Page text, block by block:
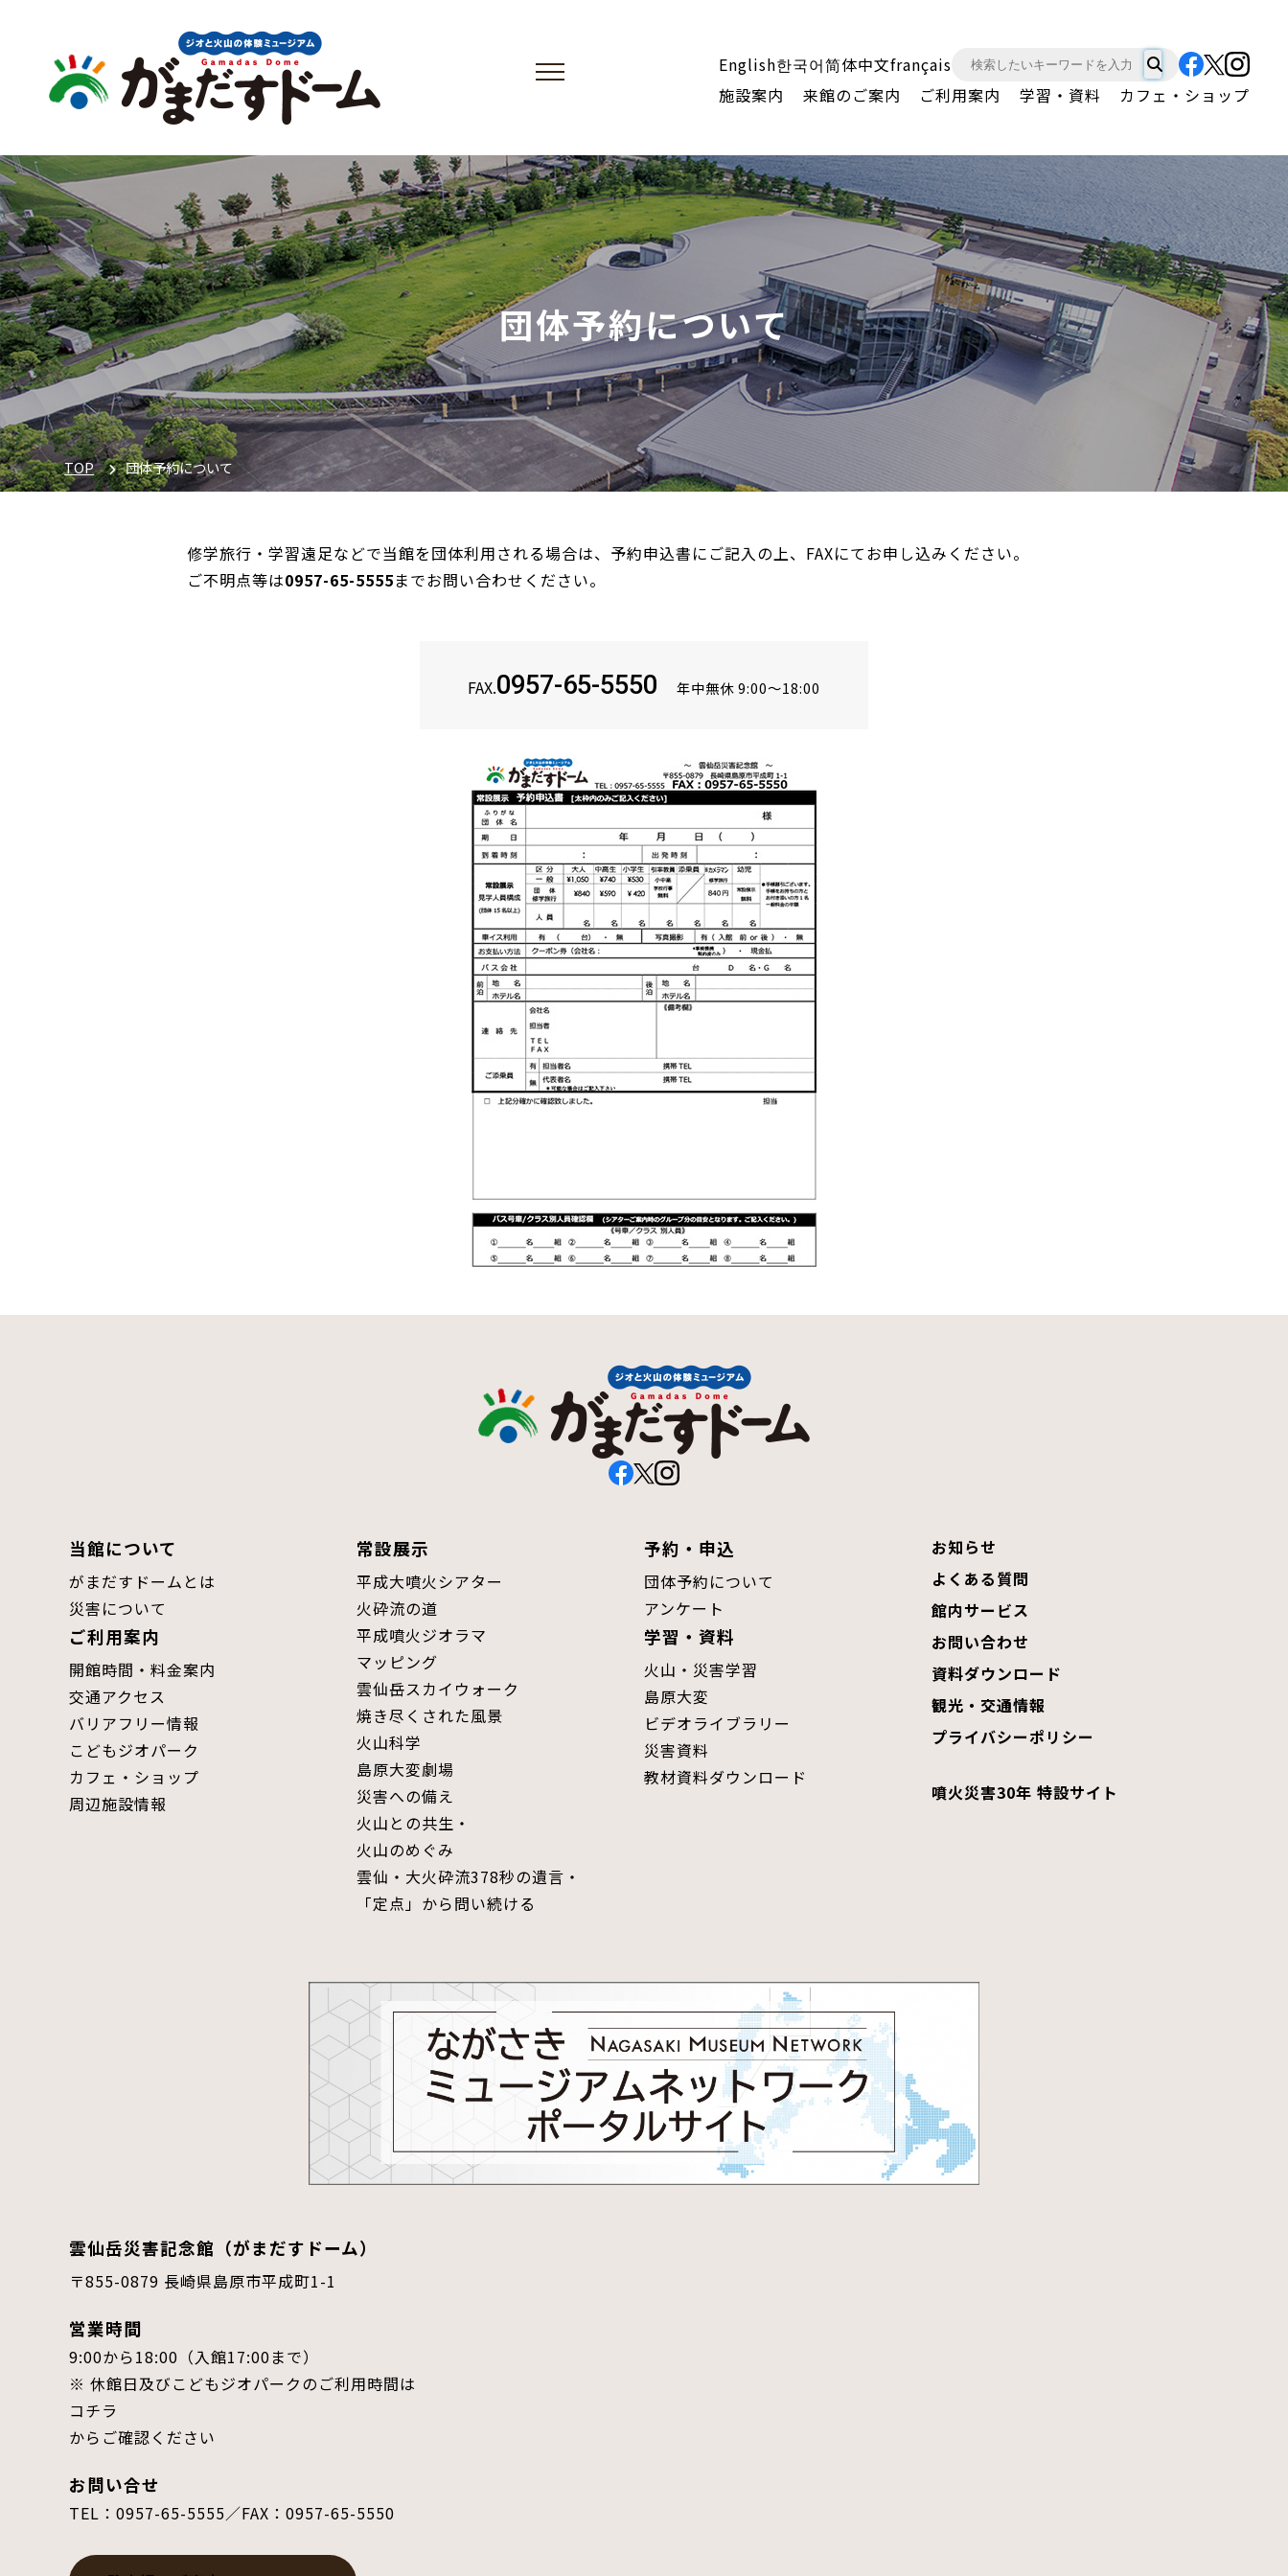
navigation
English한국어简体中文français
施設案内
来館のご案内 ご利用案内 学習・資料 カフェ・ショップ
団体予約について
TOP 団体予約について
修学旅行・学習遠足などで当館を団体利用される場合は、 予約申込書にご記入の上、FAXにてお申し込みください。
ご不明点等は0957-65-5555までお問い合わせください。
FAX.0957-65-5550 年中無休 9:00～18:00
当館について
がまだすドームとは
災害について
ご利用案内
開館時間・料金案内
交通アクセス
バリアフリー情報
こどもジオパーク
カフェ・ショップ
周辺施設情報
常設展示
平成大噴火シアター
火砕流の道
平成噴火ジオラマ
マッピング
雲仙岳スカイウォーク
焼き尽くされた風景
火山科学
島原大変劇場
災害への備え
火山との共生・
火山のめぐみ
雲仙・大火砕流378秒の遺言・
「定点」から問い続ける
予約・申込
団体予約について
アンケート
学習・資料
火山・災害学習
島原大変
ビデオライブラリー
災害資料
教材資料ダウンロード
お知らせ
よくある質問
館内サービス
お問い合わせ
資料ダウンロード
観光・交通情報
プライバシーポリシー
噴火災害30年 特設サイト
雲仙岳災害記念館（がまだすドーム）
〒855-0879 長崎県島原市平成町1-1
営業時間
9:00から18:00（入館17:00まで）
※ 休館日及びこどもジオパークのご利用時間は
コチラ
からご確認ください
お問い合せ
TEL：0957-65-5555／FAX：0957-65-5550